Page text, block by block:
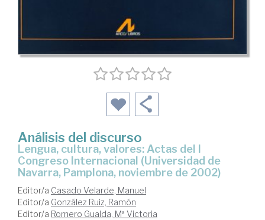
Análisis del discurso
lengua, cultura, valores: Actas del I
Congreso Internacional (Universidad de
Navarra, Pamplona, noviembre de 2002)
Editor/a Casado Velarde, Manuel
Editor/a González Ruiz, Ramón
Editor/a Romero Gualda, Mª Victoria